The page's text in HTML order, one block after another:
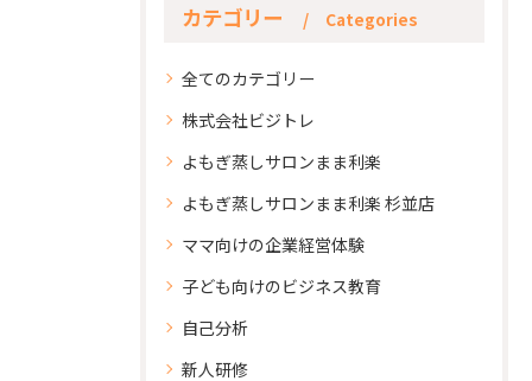
カテゴリー Categories
全てのカテゴリー
株式会社ビジトレ
よもぎ蒸しサロンまま利楽
よもぎ蒸しサロンまま利楽 杉並店
ママ向けの企業経営体験
子ども向けのビジネス教育
自己分析
新人研修